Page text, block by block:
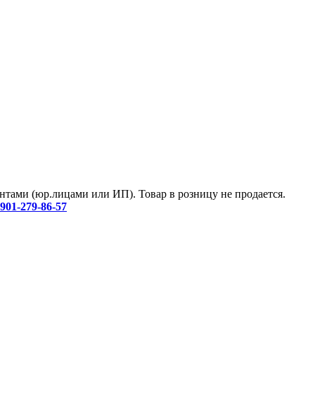
(юр.лицами или ИП). Товар в розницу не продается.
279-86-57